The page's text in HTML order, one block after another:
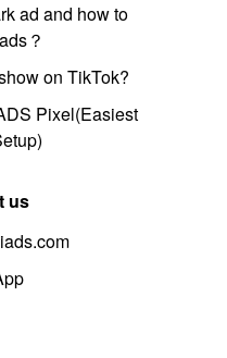
ad and how to
？
on TikTok?
Pixel(Easiest
us